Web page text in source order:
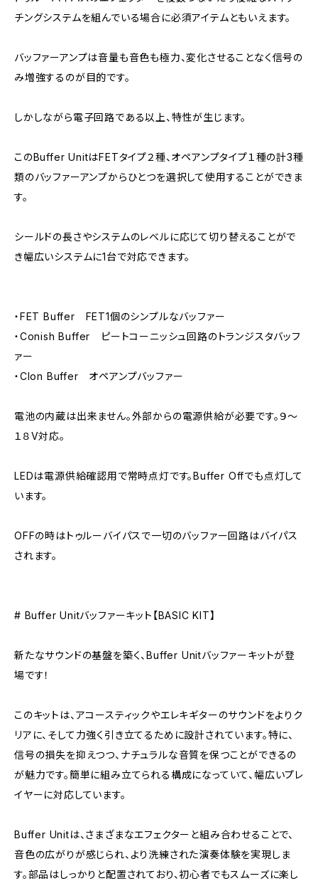
チングシステムを組んでいる場合に必須アイテムともいえます。
バッファーアンプは音量も音色も極力、変化させることなく信号の
み増強するのが目的です。
しかしながら電子回路である以上、特性が生じます。
このBuffer UnitはFETタイプ２種、オペアンプタイプ１種の計3種
類のバッファーアンプからひとつを選択して使用することができま
す。
シールドの長さやシステムのレベルに応じて切り替えることがで
き幅広いシステムに1台で対応できます。
・FET Buffer FET1個のシンプルなバッファー
・Conish Buffer ピートコーニッシュ回路のトランジスタバッフ
ァー
・Clon Buffer オペアンプバッファー
電池の内蔵は出来ません。外部からの電源供給が必要です。９～
１８V対応。
LEDは電源供給確認用で常時点灯です。Buffer Offでも点灯して
います。
OFFの時はトゥルーバイパスで一切のバッファー回路はバイパス
されます。
# Buffer Unitバッファーキット【BASIC KIT】
新たなサウンドの基盤を築く、Buffer Unitバッファーキットが登
場です！
このキットは、アコースティックやエレキギターのサウンドをよりク
リアに、そして力強く引き立てるために設計されています。特に、
信号の損失を抑えつつ、ナチュラルな音質を保つことができるの
が魅力です。簡単に組み立てられる構成になっていて、幅広いプレ
イヤーに対応しています。
Buffer Unitは、さまざまなエフェクターと組み合わせることで、
音色の広がりが感じられ、より洗練された演奏体験を実現しま
す。部品はしっかりと配置されており、初心者でもスムーズに楽し